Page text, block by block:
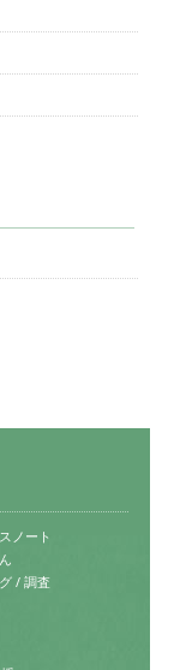
ノート
/ 調査